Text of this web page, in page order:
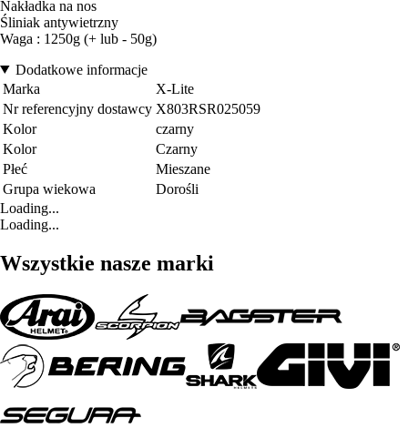
Nakładka na nos
Śliniak antywietrzny
Waga : 1250g (+ lub - 50g)
Dodatkowe informacje
Marka
X-Lite
Nr referencyjny dostawcy X803RSR025059
Kolor
czarny
Kolor
Czarny
Płeć
Mieszane
Grupa wiekowa
Dorośli
Loading...
Loading...
Wszystkie nasze marki